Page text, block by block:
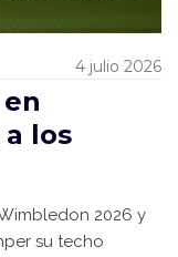
4 julio 2026
los
2026 y
su techo